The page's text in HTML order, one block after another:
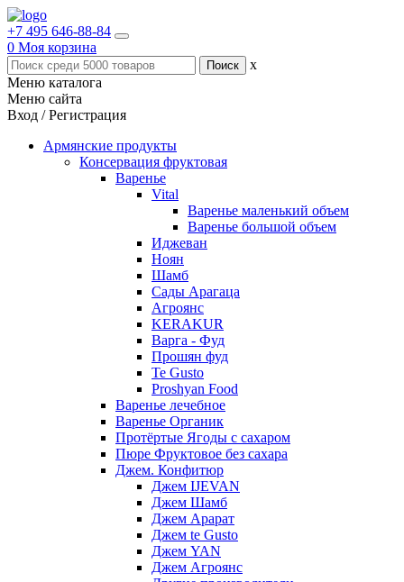
+7 495 646-88-84
0 Моя корзина
x
Меню каталога
Меню сайта
Вход / Регистрация
Армянские продукты
Консервация фруктовая
Варенье
Vital
Варенье маленький объем
Варенье большой объем
Иджеван
Ноян
Шамб
Сады Арагаца
Агроянс
KERAKUR
Варга - Фуд
Прошян фуд
Te Gusto
Proshyan Food
Варенье лечебное
Варенье Органик
Протёртые Ягоды с сахаром
Пюре Фруктовое без сахара
Джем. Конфитюр
Джем IJEVAN
Джем Шамб
Джем Арарат
Джем te Gusto
Джем YAN
Джем Агроянс